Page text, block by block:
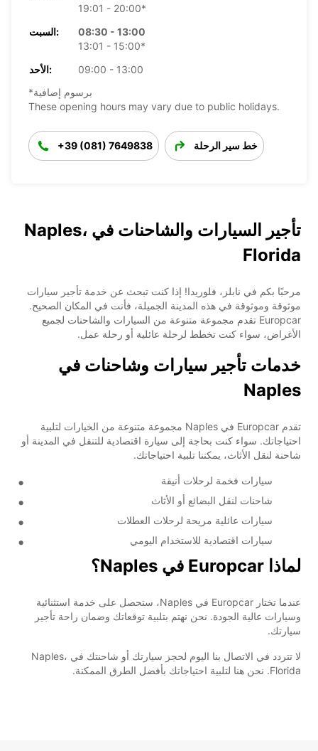
19:01 - 20:00*
السبت:
08:30 - 13:00
13:01 - 15:00*
الأحد:
09:00 - 13:00
*برسوم إضافية
These opening hours may vary due to public holidays.
+39 (081) 7649838 خط سير الرحلة
تأجير السيارات والشاحنات في Naples،
Florida
مرحبًا بكم في نابلز، فلوريدا! إذا كنت تبحث عن خدمة تأجير سيارات
موثوقة وموثوقة في هذه المدينة الجميلة، فأنت في المكان الصحيح.
Europcar تقدم مجموعة متنوعة من السيارات والشاحنات لجميع
الأغراض، سواء كنت تخطط لرحلة عائلية أو رحلة عمل.
خدمات تأجير سيارات وشاحنات في
Naples
تقدم Europcar في Naples مجموعة متنوعة من الخيارات لتلبية
احتياجاتك. سواء كنت بحاجة إلى سيارة اقتصادية للتنقل في المدينة أو
شاحنة لنقل الأثاث، يمكننا تلبية احتياجاتك.
سيارات فخمة لرحلات أنيقة
شاحنات لنقل البضائع أو الأثاث
سيارات عائلية مريحة لرحلات العطلات
سيارات اقتصادية للاستخدام اليومي
لماذا Europcar في Naples؟
عندما تختار Europcar في Naples، ستحصل على خدمة استثنائية
وسيارات عالية الجودة. نحن نهتم بتلبية توقعاتك وضمان راحة تأجير
سيارتك.
لا تتردد في الاتصال بنا اليوم لحجز سيارتك أو شاحنتك في Naples،
Florida. نحن هنا لتلبية احتياجاتك بأفضل الطرق الممكنة.